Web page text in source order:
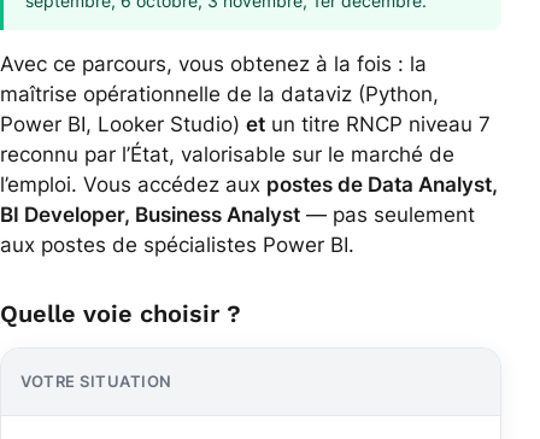
Avec ce parcours, vous obtenez à la fois : la
maîtrise opérationnelle de la dataviz (Python,
Power BI, Looker Studio) et un titre RNCP niveau 7
reconnu par l’État, valorisable sur le marché de
l’emploi. Vous accédez aux postes de Data Analyst,
BI Developer, Business Analyst — pas seulement
aux postes de spécialistes Power BI.
Quelle voie choisir ?
VOTRE SITUATION